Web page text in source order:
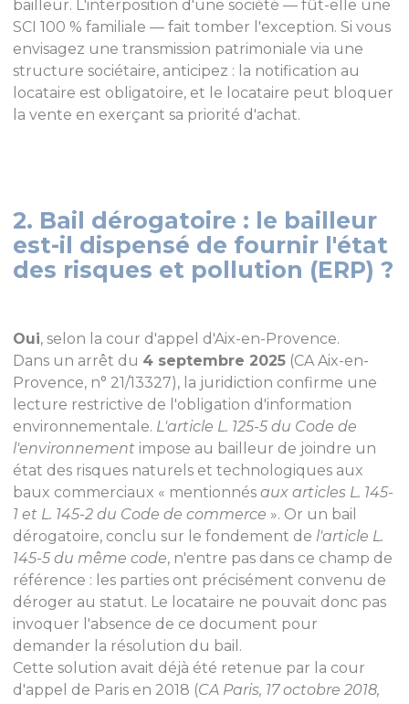
bailleur. L'interposition d'une société — fût-elle une
SCI 100 % familiale — fait tomber l'exception. Si vous
envisagez une transmission patrimoniale via une
structure sociétaire, anticipez : la notification au
locataire est obligatoire, et le locataire peut bloquer
la vente en exerçant sa priorité d'achat.
2. Bail dérogatoire : le bailleur
est-il dispensé de fournir l'état
des risques et pollution (ERP) ?
Oui, selon la cour d'appel d'Aix-en-Provence.
Dans un arrêt du 4 septembre 2025 (CA Aix-en-
Provence, n° 21/13327), la juridiction confirme une
lecture restrictive de l'obligation d'information
environnementale. L'article L. 125-5 du Code de
l'environnement impose au bailleur de joindre un
état des risques naturels et technologiques aux
baux commerciaux « mentionnés aux articles L. 145-
1 et L. 145-2 du Code de commerce ». Or un bail
dérogatoire, conclu sur le fondement de l'article L.
145-5 du même code, n'entre pas dans ce champ de
référence : les parties ont précisément convenu de
déroger au statut. Le locataire ne pouvait donc pas
invoquer l'absence de ce document pour
demander la résolution du bail.
Cette solution avait déjà été retenue par la cour
d'appel de Paris en 2018 (CA Paris, 17 octobre 2018,